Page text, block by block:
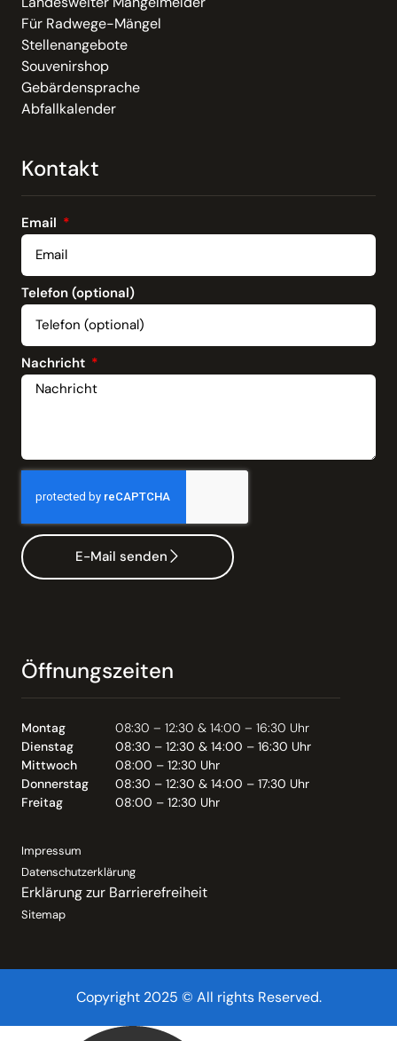
Für Radwege-Mängel
Stellenangebote
Souvenirshop
Gebärdensprache
Abfallkalender
Kontakt
Email
Telefon (optional)
Nachricht
E-Mail senden
Öffnungszeiten
Montag
08:30 – 12:30 & 14:00 – 16:30 Uhr
Dienstag
08:30 – 12:30 & 14:00 – 16:30 Uhr
Mittwoch
08:00 – 12:30 Uhr
Donnerstag
08:30 – 12:30 & 14:00 – 17:30 Uhr
Freitag
08:00 – 12:30 Uhr
Impressum
Datenschutzerklärung
Erklärung zur Barrierefreiheit
Sitemap
Copyright 2025 © All rights Reserved.